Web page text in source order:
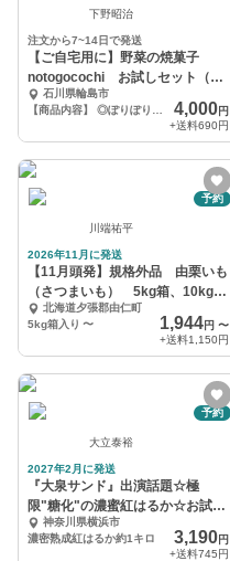
下野昭治
注文から7~14日で発送
【ご自宅用に】野菜の焼菓子
notogocochi お試しセット（5
種8個入り）
石川県輪島市
4,000円
+送料690円
予約
川端祐平
2026年11月に発送
【11月頭発】規格外品 由栗いも
（さつまいも） 5kg箱、10kg
箱、20kg箱
北海道夕張郡由仁町
5kg箱入り 〜 1,944円 〜
+送料1,150円
予約
大立泰裕
2027年2月に発送
『大泉サンド』出演話題☆極
限"糖化"の濃蜜紅はるか☆お試し
約1キロ
神奈川県横浜市
濃密熟成紅はるか約1キロ
3,190円
+送料745円